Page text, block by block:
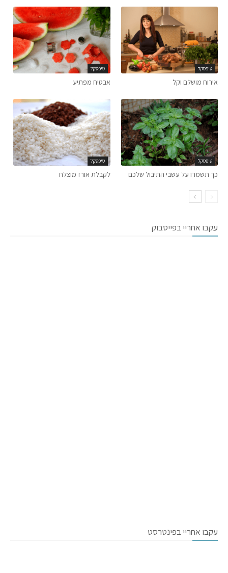
טיפסקל
אירוח מושלם וקל
טיפסקל
אבטיח מפתיע
טיפסקל
כך תשמרו על עשבי התיבול שלכם
טיפסקל
לקבלת אורז מוצלח
עקבו אחריי בפייסבוק
עקבו אחריי בפינטרסט